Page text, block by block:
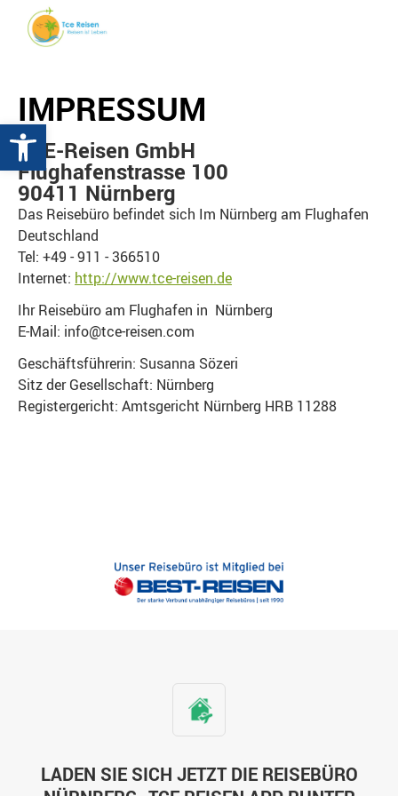
Werkzeugleiste öffnen
IMPRESSUM
TCE-Reisen GmbH
Flughafenstrasse 100
90411 Nürnberg
Das Reisebüro befindet sich Im Nürnberg am Flughafen
Deutschland
Tel: +49 - 911 - 366510
Internet: http://www.tce-reisen.de
Ihr Reisebüro am Flughafen in Nürnberg
E-Mail: info@tce-reisen.com
Geschäftsführerin: Susanna Sözeri
Sitz der Gesellschaft: Nürnberg
Registergericht: Amtsgericht Nürnberg HRB 11288
LADEN SIE SICH JETZT DIE REISEBÜRO